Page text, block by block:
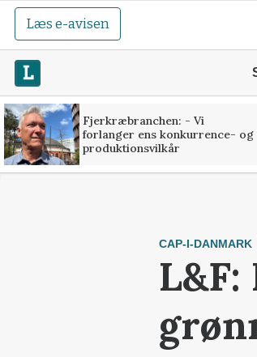
Læs e-avisen
Fjerkræbranchen: - Vi
forlanger ens konkurrence- og
produktionsvilkår
CAP-I-DANMARK